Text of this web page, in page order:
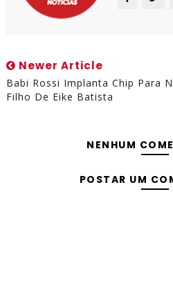
Newer Article
Babi Rossi Implanta Chip Para
Filho De Eike Batista
NENHUM
POSTAR UM